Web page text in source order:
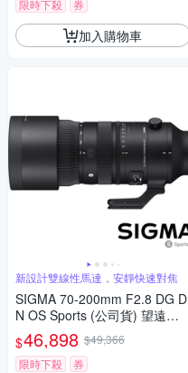
限時下殺
券
加入購物車
新設計雙線性馬達，安靜快速對焦
SIGMA 70-200mm F2.8 DG D
N OS Sports (公司貨) 望遠變
焦鏡頭 大三元 全片幅無反微單
眼鏡頭
$46,898 $49,366
限時下殺
券